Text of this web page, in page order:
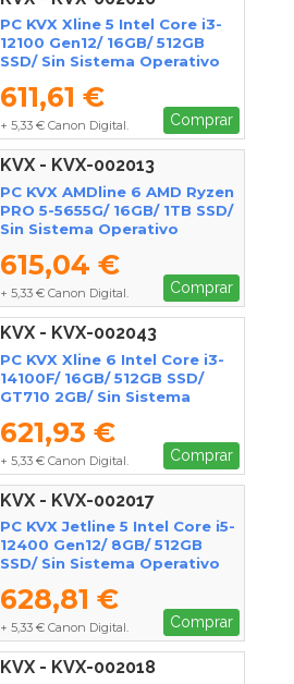
PC KVX Xline 5 Intel Core i3-
12100 Gen12/ 16GB/ 512GB
SSD/ Sin Sistema Operativo
611,61 €
+ 5,33 € Canon Digital. Comprar
KVX - KVX-002013
PC KVX AMDline 6 AMD Ryzen
PRO 5-5655G/ 16GB/ 1TB SSD/
Sin Sistema Operativo
615,04 €
+ 5,33 € Canon Digital. Comprar
KVX - KVX-002043
PC KVX Xline 6 Intel Core i3-
14100F/ 16GB/ 512GB SSD/
GT710 2GB/ Sin Sistema
621,93 €
+ 5,33 € Canon Digital. Comprar
KVX - KVX-002017
PC KVX Jetline 5 Intel Core i5-
12400 Gen12/ 8GB/ 512GB
SSD/ Sin Sistema Operativo
628,81 €
+ 5,33 € Canon Digital. Comprar
KVX - KVX-002018